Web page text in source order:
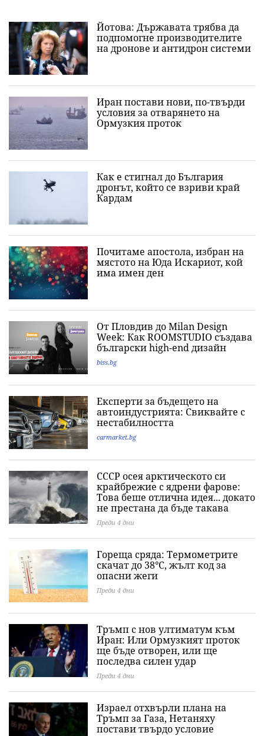
Йотова: Държавата трябва да
подпомогне производителите
на дронове и антидрон системи
Иран постави нови, по-твърди
условия за отварянето на
Ормузкия проток
Как е стигнал до България
дронът, който се взриви край
Кардам
Почитаме апостола, избран на
мястото на Юда Искариот, кой
има имен ден
От Пловдив до Milan Design
Week: Как ROOMSTUDIO създава
български high-end дизайн
biss.bg
Експерти за бъдещето на
автоиндустрията: Свиквайте с
нестабилността
carmarket.bg
СССР осея арктическото си
крайбрежие с ядрени фарове:
Това беше отлична идея... докато
не престана да бъде такава
Преди 4 дни
Гореща сряда: Термометрите
скачат до 38°C, жълт код за
опасни жеги
Преди 4 дни
Тръмп с нов ултиматум към
Иран: Или Ормузкият проток
ще бъде отворен, или ще
последва силен удар
Преди 4 дни
Израел отхвърли плана на
Тръмп за Газа, Нетаняху
постави твърдо условие